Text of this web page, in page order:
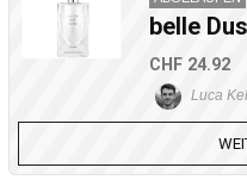
belle
CHF 24.92
Luca